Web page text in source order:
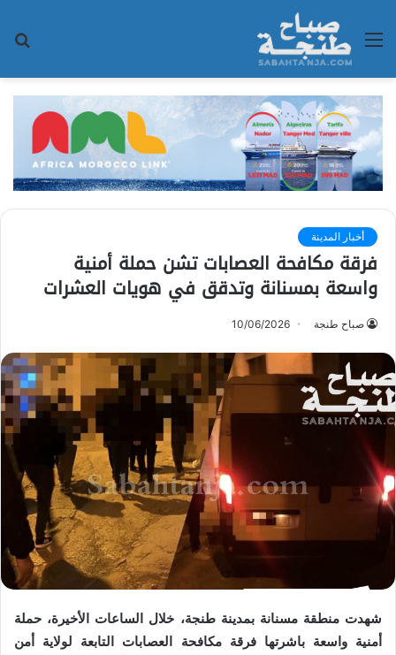
القائمة
أخبار المدينة
فرقة مكافحة العصابات تشن حملة أمنية
واسعة بمسنانة وتدقق في هويات العشرات
صباح طنجة 10/06/2026
شهدت منطقة مسنانة بمدينة طنجة، خلال الساعات الأخيرة، حملة
أمنية واسعة باشرتها فرقة مكافحة العصابات التابعة لولاية أمن